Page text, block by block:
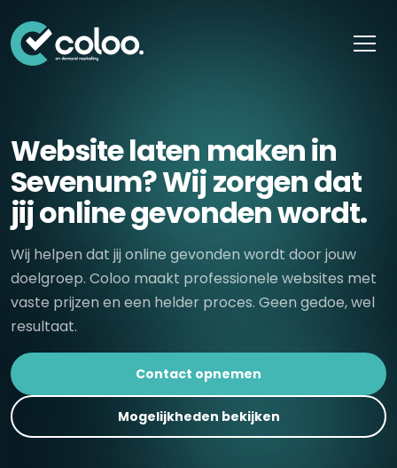
Website laten maken in
Sevenum? Wij zorgen dat
jij online gevonden wordt.
Wij helpen dat jij online gevonden wordt door jouw
doelgroep. Coloo maakt professionele websites met
vaste prijzen en een helder proces. Geen gedoe, wel
resultaat.
Contact opnemen
Mogelijkheden bekijken